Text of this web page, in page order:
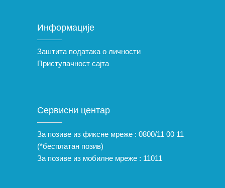
Информације
Заштита података о личности
Приступачност сајта
Сервисни центар
За позиве из фиксне мреже : 0800/11 00 11
(*бесплатан позив)
За позиве из мобилне мреже : 11011